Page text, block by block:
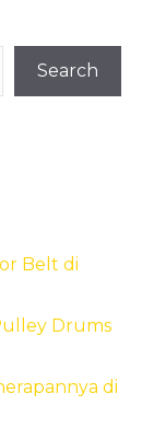
Search
Belt di
Drums
di